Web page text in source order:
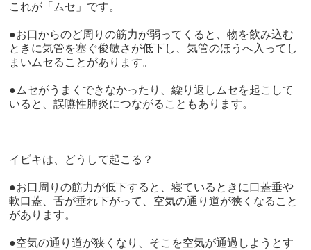
これが「ムセ」です。
●お口からのど周りの筋力が弱ってくると、物を飲み込む
ときに気管を塞ぐ俊敏さが低下し、気管のほうへ入ってし
まいムセることがあります。
●ムセがうまくできなかったり、繰り返しムセを起こして
いると、誤嚥性肺炎につながることもあります。
イビキは、どうして起こる？
●お口周りの筋力が低下すると、寝ているときに口蓋垂や
軟口蓋、舌が垂れ下がって、空気の通り道が狭くなること
があります。
●空気の通り道が狭くなり、そこを空気が通過しようとす